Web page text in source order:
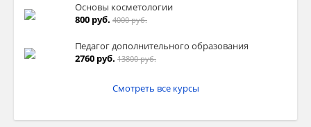
Основы косметологии
800 руб. 4000 руб.
Педагог дополнительного образования
2760 руб. 13800 руб.
Смотреть все курсы